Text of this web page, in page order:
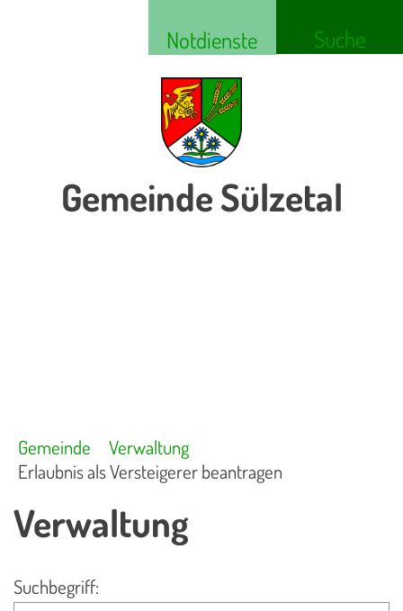
Notdienste Suche
Gemeinde Sülzetal
Gemeinde
Verwaltung
Erlaubnis als Versteigerer beantragen
Verwaltung
Suchbegriff: